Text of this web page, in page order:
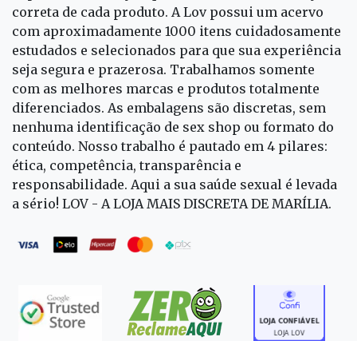
correta de cada produto. A Lov possui um acervo
com aproximadamente 1000 itens cuidadosamente
estudados e selecionados para que sua experiência
seja segura e prazerosa. Trabalhamos somente
com as melhores marcas e produtos totalmente
diferenciados. As embalagens são discretas, sem
nenhuma identificação de sex shop ou formato do
conteúdo. Nosso trabalho é pautado em 4 pilares:
ética, competência, transparência e
responsabilidade. Aqui a sua saúde sexual é levada
a sério! LOV - A LOJA MAIS DISCRETA DE MARÍLIA.